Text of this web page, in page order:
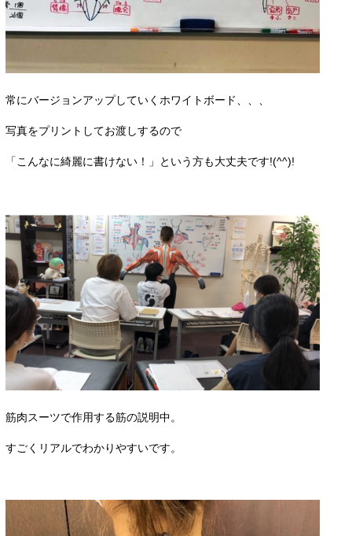
常にバージョンアップしていくホワイトボード、、、
写真をプリントしてお渡しするので
「こんなに綺麗に書けない！」という方も大丈夫です!(^^)!
筋肉スーツで作用する筋の説明中。
すごくリアルでわかりやすいです。